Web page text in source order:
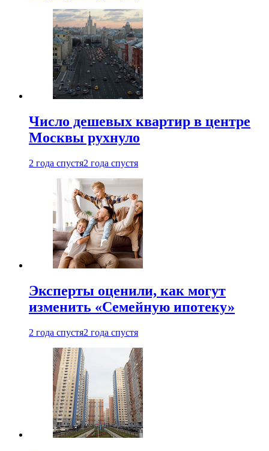
Число дешевых квартир в центре
Москвы рухнуло
2 года спустя2 года спустя
Эксперты оценили, как могут
изменить «Семейную ипотеку»
2 года спустя2 года спустя